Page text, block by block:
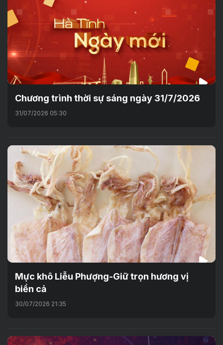
Chương trình thời sự sáng ngày 31/7/2026
31/07/2026 05:30
Mực khô Liễu Phượng-Giữ trọn hương vị
biển cả
30/07/2026 21:35